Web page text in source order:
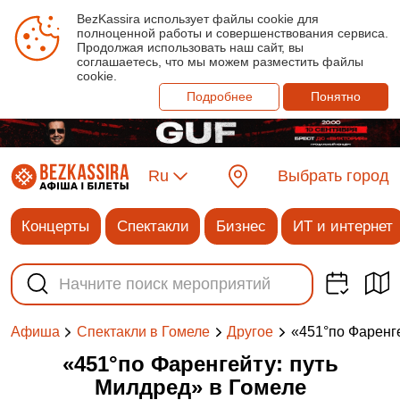
BezKassira использует файлы cookie для
полноценной работы и совершенствования сервиса.
Продолжая использовать наш сайт, вы
соглашаетесь, что мы можем разместить файлы
cookie.
Подробнее
Понятно
Ru Выбрать город
Концерты Спектакли Бизнес ИТ и интернет
Афиша Спектакли в Гомеле Другое «451°по
«451°по Фаренгейту: путь
Милдред» в Гомеле